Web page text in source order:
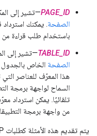
PAGE_ID—تشير إلى
الصفحة
باستخدام طلب قراءة من
TABLE_ID—تشير إلى
الصفحة الخاص
هذا المعرّف للعناصر
تلقائيًا. يمكن استرداد
من واجهة برمجة